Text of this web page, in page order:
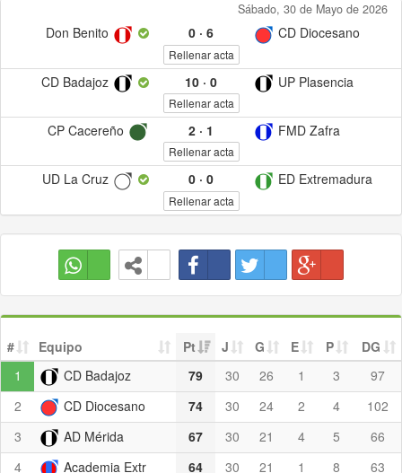
Sábado, 30 de Mayo de 2026
Don Benito 0· 6 CD Diocesano
Rellenar acta
CD Badajoz 10· 0 UP Plasencia
Rellenar acta
CP Cacereño 2· 1 FMD Zafra
Rellenar acta
UD La Cruz 0· 0 ED Extremadura
Rellenar acta
# Equipo Pt J G E P
DG
1
CD Badajoz 79 30 26 1 3
97
2
CD Diocesano 74 30 24 2 4
102
3
AD Mérida 67 30 21 4 5
66
4
Academia Extr 64 30 21 1 8
63